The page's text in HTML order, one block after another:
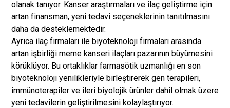
olanak tanıyor. Kanser araştırmaları ve ilaç geliştirme için
artan finansman, yeni tedavi seçeneklerinin tanıtılmasını
daha da desteklemektedir.
Ayrıca ilaç firmaları ile biyoteknoloji firmaları arasında
artan işbirliği meme kanseri ilaçları pazarının büyümesini
körüklüyor. Bu ortaklıklar farmasötik uzmanlığı en son
biyoteknoloji yenilikleriyle birleştirerek gen terapileri,
immünoterapiler ve ileri biyolojik ürünler dahil olmak üzere
yeni tedavilerin geliştirilmesini kolaylaştırıyor.